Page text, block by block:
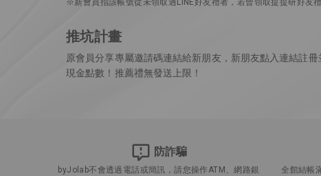
※新會員指該帳號從未領取過LINE好友禮者，若曾領取提提研好友
推坑計畫
原會員分享專屬邀請碼連結給新朋友，新朋友點入連結註
現金點數！推薦禮無發送上限！
防詐騙
byJolab不會透過電話或簡訊，請您操作ATM、網路銀
全館結帳